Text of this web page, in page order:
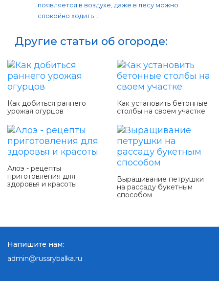
появляется в воздухе, даже в лесу можно
спокойно ходить ...
Другие статьи об огороде:
Как добиться раннего
урожая огурцов
Как установить бетонные
столбы на своем участке
Алоэ - рецепты
приготовления для
здоровья и красоты
Выращивание петрушки
на рассаду букетным
способом
Напишите нам:
admin@russrybalka.ru